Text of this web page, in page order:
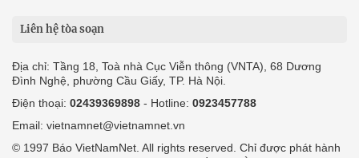
Liên hệ tòa soạn
Địa chỉ: Tầng 18, Toà nhà Cục Viễn thông (VNTA), 68 Dương
Đình Nghệ, phường Cầu Giấy, TP. Hà Nội.
Điện thoại: 02439369898 - Hotline: 0923457788
Email: vietnamnet@vietnamnet.vn
© 1997 Báo VietNamNet. All rights reserved. Chỉ được phát hành